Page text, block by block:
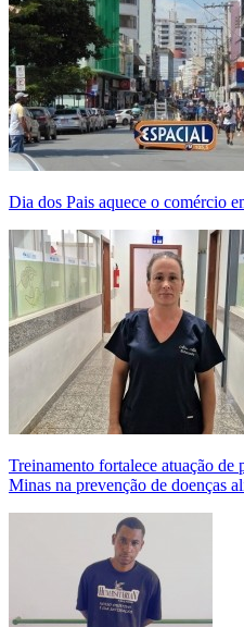
Dia dos Pais aquece o comércio
Treinamento fortalece atuação de
Minas na prevenção de doenças